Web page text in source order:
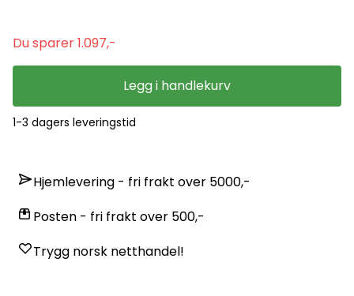
Du sparer 1.097,-
Legg i handlekurv
1-3 dagers leveringstid
Hjemlevering - fri frakt over 5000,-
Posten - fri frakt over 500,-
Trygg norsk netthandel!